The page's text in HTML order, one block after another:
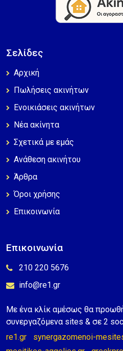
Σελίδες
Αρχική
Πωλήσεις ακινήτων
Ενοικιάσεις ακινήτων
Νέα ακίνητα
Σχετικά με εμάς
Ανάθεση ακινήτου
Άρθρα
Όροι χρήσης
Επικοινωνία
Επικοινωνία
210 220 5676
info@re1.gr
Με ένα κλίκ αμέσως θα
συνεργαζόμενα sites & σε 2
re1.gr
synergazomenoi-